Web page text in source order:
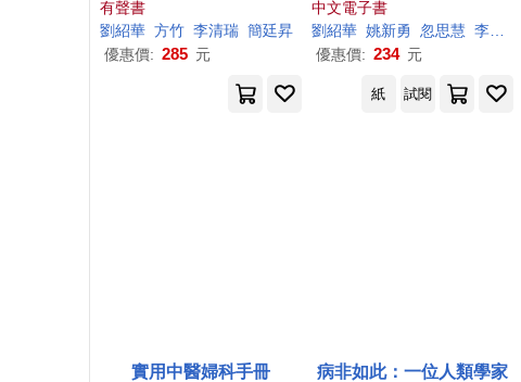
有聲書
劉紹華 方竹 李清瑞 簡廷昇
優惠價: 285 元
中文電子書
劉紹華 姚新勇 忽思慧 李尚仁
優惠價: 234 元
紙 試閱
實用中醫婦科手冊
病非如此：一位人類學家